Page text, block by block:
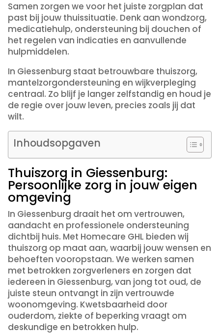
Samen zorgen we voor het juiste zorgplan dat
past bij jouw thuissituatie. Denk aan wondzorg,
medicatiehulp, ondersteuning bij douchen of
het regelen van indicaties en aanvullende
hulpmiddelen.
In Giessenburg staat betrouwbare thuiszorg,
mantelzorgondersteuning en wijkverpleging
centraal. Zo blijf je langer zelfstandig en houd je
de regie over jouw leven, precies zoals jij dat
wilt.
Inhoudsopgaven
Thuiszorg in Giessenburg:
Persoonlijke zorg in jouw eigen
omgeving
In Giessenburg draait het om vertrouwen,
aandacht en professionele ondersteuning
dichtbij huis. Met Homecare GHL bieden wij
thuiszorg op maat aan, waarbij jouw wensen en
behoeften vooropstaan. We werken samen
met betrokken zorgverleners en zorgen dat
iedereen in Giessenburg, van jong tot oud, de
juiste steun ontvangt in zijn vertrouwde
woonomgeving. Kwetsbaarheid door
ouderdom, ziekte of beperking vraagt om
deskundige en betrokken hulp.